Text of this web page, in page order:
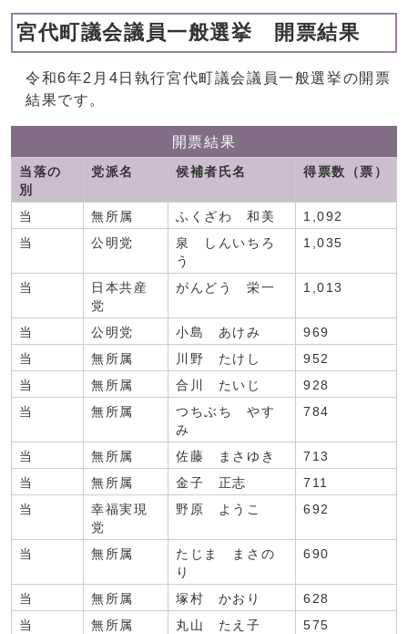
宮代町議会議員一般選挙 開票結果
令和6年2月4日執行宮代町議会議員一般選挙の開票
結果です。
開票結果
当落の
別
党派名 候補者氏名 得票数（票）
当 無所属 ふくざわ 和美
1,092
当
公明党
泉 しんいちろ
う
1,035
当
日本共産
党
がんどう 栄一 1,013
当 公明党 小島 あけみ
969
当
無所属 川野 たけし
952
当
無所属 合川 たいじ
928
当
無所属
つちぶち やす
み
784
当 無所属 佐藤 まさゆき
713
当
無所属 金子 正志
711
当
幸福実現
党
野原 ようこ 692
当 無所属
たじま まさの
り
690
当 無所属 塚村 かおり
628
当
無所属 丸山 たえ子
575